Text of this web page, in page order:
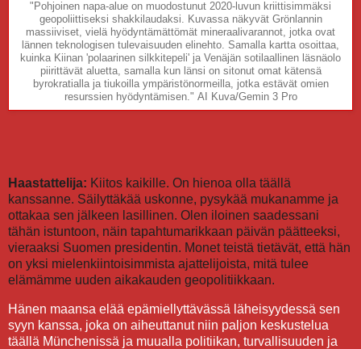
"Pohjoinen napa-alue on muodostunut 2020-luvun kriittisimmäksi
geopoliittiseksi shakkilaudaksi. Kuvassa näkyvät Grönlannin
massiiviset, vielä hyödyntämättömät mineraalivarannot, jotka ovat
lännen teknologisen tulevaisuuden elinehto. Samalla kartta osoittaa,
kuinka Kiinan 'polaarinen silkkitepeli' ja Venäjän sotilaallinen läsnäolo
piirittävät aluetta, samalla kun länsi on sitonut omat kätensä
byrokratialla ja tiukoilla ympäristönormeilla, jotka estävät omien
resurssien hyödyntämisen." AI Kuva/Gemin 3 Pro
Haastattelija: Kiitos kaikille. On hienoa olla täällä
kanssanne. Säilyttäkää uskonne, pysykää mukanamme ja
ottakaa sen jälkeen lasillinen. Olen iloinen saadessani
tähän istuntoon, näin tapahtumarikkaan päivän päätteeksi,
vieraaksi Suomen presidentin. Monet teistä tietävät, että hän
on yksi mielenkiintoisimmista ajattelijoista, mitä tulee
elämämme uuden aikakauden geopolitiikkaan.
Hänen maansa elää epämiellyttävässä läheisyydessä sen
syyn kanssa, joka on aiheuttanut niin paljon keskustelua
täällä Münchenissä ja muualla politiikan, turvallisuuden ja